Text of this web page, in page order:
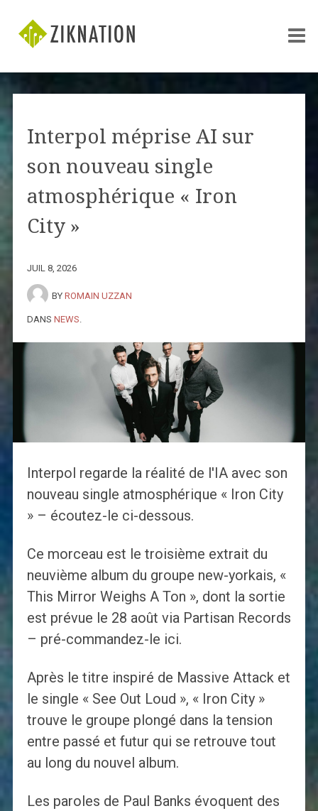
Interpol méprise AI sur
son nouveau single
atmosphérique « Iron
City »
JUIL 8, 2026
BY ROMAIN UZZAN
DANS NEWS
Interpol regarde la réalité de l'IA avec son
nouveau single atmosphérique « Iron City
» – écoutez-le ci-dessous.
Ce morceau est le troisième extrait du
neuvième album du groupe new-yorkais, «
This Mirror Weighs A Ton », dont la sortie
est prévue le 28 août via Partisan Records
– pré-commandez-le ici.
Après le titre inspiré de Massive Attack et
le single « See Out Loud », « Iron City »
trouve le groupe plongé dans la tension
entre passé et futur qui se retrouve tout
au long du nouvel album.
Les paroles de Paul Banks évoquent des